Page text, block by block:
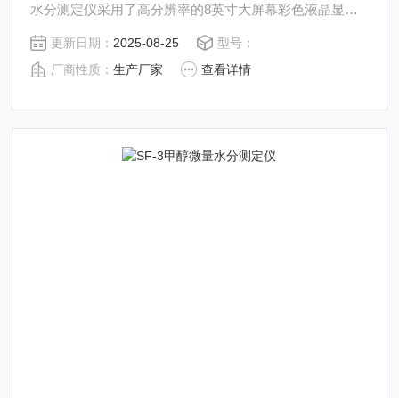
水分测定仪采用了高分辨率的8英寸大屏幕彩色液晶显示
器，汉字显示，触摸屏控制，人机对话更直观，操作更简
便；与同类型仪器相比，大大提高了测试灵敏度；可储存
500条历史实验记录，为您的实验提供了更多便利。该仪
更新日期： 2025-08-25
型号：
厂商性质：生产厂家 查看详情